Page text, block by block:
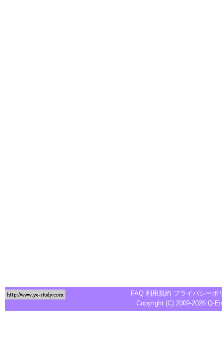
FAQ 利用規約 プライバシーポ
Copyright (C) 2009-2026 Q-